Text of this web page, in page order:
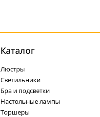
Каталог
Люстры
Светильники
Бра и подсветки
Настольные лампы
Торшеры